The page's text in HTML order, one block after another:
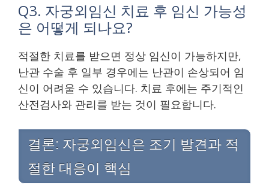
Q3. 자궁외임신 치료 후 임신 가능성
은 어떻게 되나요?
적절한 치료를 받으면 정상 임신이 가능하지만,
난관 수술 후 일부 경우에는 난관이 손상되어 임
신이 어려울 수 있습니다. 치료 후에는 주기적인
산전검사와 관리를 받는 것이 필요합니다.
결론: 자궁외임신은 조기 발견과 적
절한 대응이 핵심